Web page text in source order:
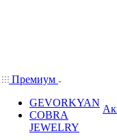
Премиум
GEVORKYAN
COBRA
JEWELRY